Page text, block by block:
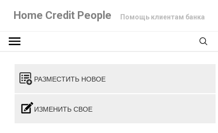
Home Credit People Помощь клиентам банка
РАЗМЕСТИТЬ НОВОЕ
ИЗМЕНИТЬ СВОЕ